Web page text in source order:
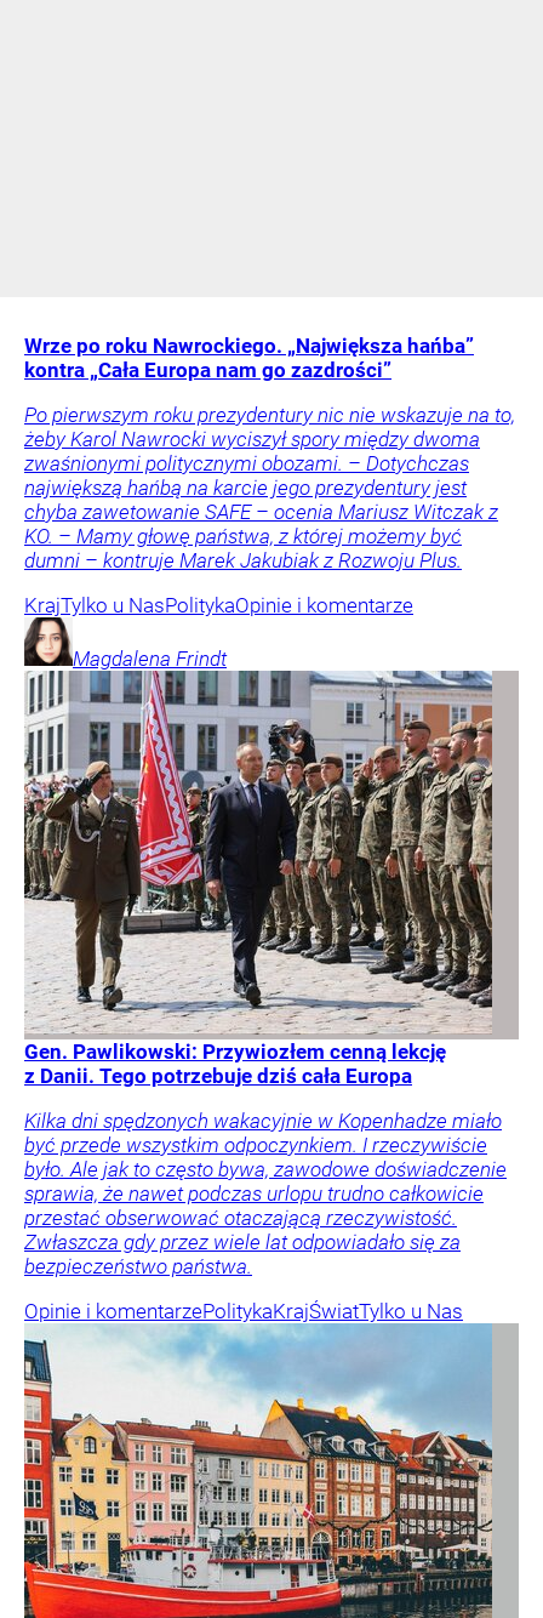
Wrze po roku Nawrockiego. „Największa hańba”
kontra „Cała Europa nam go zazdrości”
Po pierwszym roku prezydentury nic nie wskazuje na to,
żeby Karol Nawrocki wyciszył spory między dwoma
zwaśnionymi politycznymi obozami. – Dotychczas
największą hańbą na karcie jego prezydentury jest
chyba zawetowanie SAFE – ocenia Mariusz Witczak z
KO. – Mamy głowę państwa, z której możemy być
dumni – kontruje Marek Jakubiak z Rozwoju Plus.
KrajTylko u NasPolitykaOpinie i komentarze
Magdalena Frindt
Gen. Pawlikowski: Przywiozłem cenną lekcję
z Danii. Tego potrzebuje dziś cała Europa
Kilka dni spędzonych wakacyjnie w Kopenhadze miało
być przede wszystkim odpoczynkiem. I rzeczywiście
było. Ale jak to często bywa, zawodowe doświadczenie
sprawia, że nawet podczas urlopu trudno całkowicie
przestać obserwować otaczającą rzeczywistość.
Zwłaszcza gdy przez wiele lat odpowiadało się za
bezpieczeństwo państwa.
Opinie i komentarzePolitykaKrajŚwiatTylko u Nas